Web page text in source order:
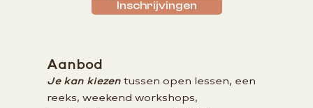
Inschrijvingen
Aanbod
Je kan kiezentussen open lessen, een
reeks, weekend workshops,